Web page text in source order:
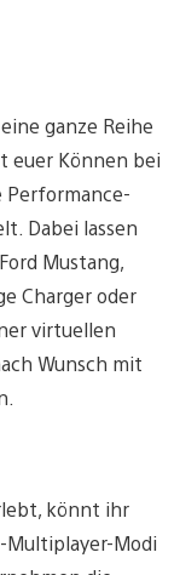
ganze Reihe
euer Können bei
Dabei lassen
Mustang,
Charger oder
virtuellen
Wunsch mit
könnt ihr
Multiplayer-Modi